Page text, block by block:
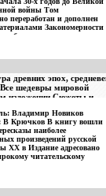
войны Том
переработан и дополнен
Закономерности
литературного
х годов рассматриваются
изучения его
и стилевых
поэтов исследуемого
и обновлены
творчеству
и др Новыми являются
взаимодействие
народов СССР", "Ю Н
"М И Зощенко" В главе о
журналистике
важнейшие критические
годов.
древних эпох,
шедевры мировой
изложении Сюжеты и
Владимир Новиков
В Крючков В книгу вошли
наиболее
произведений русской
ХХ в Издание адресовано
читательскому
ученикам старших
студентам,
преподавателям, а также
любит литературу,